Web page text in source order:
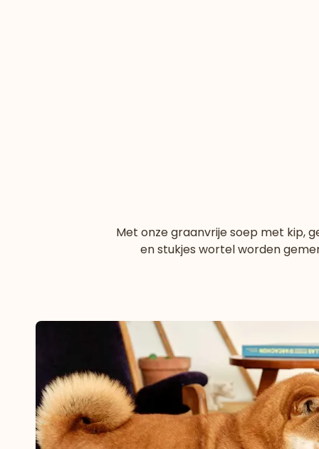
Met onze graanvrije soep met kip,
en stukjes wortel worden